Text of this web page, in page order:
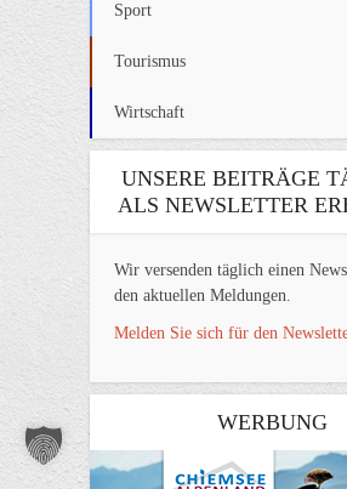
Sport
Tourismus
Wirtschaft
UNSERE BEITRÄGE
ALS NEWSLETTER
Wir versenden täglich einen
den aktuellen Meldungen.
Melden Sie sich für den
WERBUNG